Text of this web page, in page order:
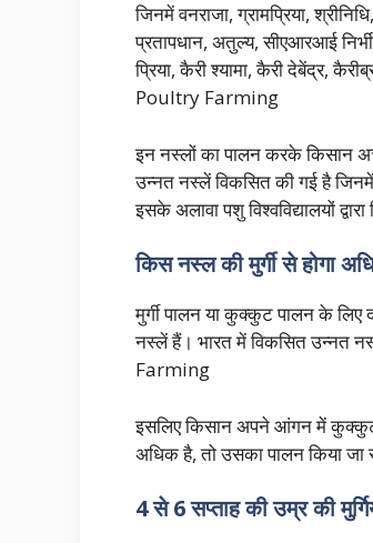
जिनमें वनराजा, ग्रामप्रिया,
प्रतापधान, अतुल्य, सीएआरआई
प्रिया, कैरी श्यामा, कैरी देबेंद्र,
Poultry Farming
इन नस्लों का पालन करके किसान
उन्नत नस्लें विकसित की गई है जिनमें
इसके अलावा पशु विश्वविद्यालयों
किस नस्ल की मुर्गी से होगा
मुर्गी पालन या कुक्कुट पालन के लिए
नस्लें हैं। भारत में विकसित उन्नत
Farming
इसलिए किसान अपने आंगन में
अधिक है, तो उसका पालन किया जा
4 से 6 सप्ताह की उम्र की